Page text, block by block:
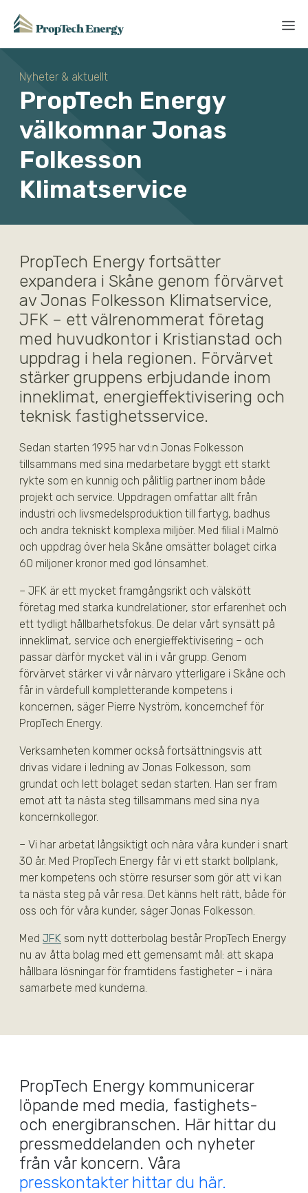
Nyheter & aktuellt
PropTech Energy
välkomnar Jonas
Folkesson
Klimatservice
PropTech Energy fortsätter
expandera i Skåne genom förvärvet
av Jonas Folkesson Klimatservice,
JFK – ett välrenommerat företag
med huvudkontor i Kristianstad och
uppdrag i hela regionen. Förvärvet
stärker gruppens erbjudande inom
inneklimat, energieffektivisering och
teknisk fastighetsservice.
Sedan starten 1995 har vd:n Jonas Folkesson
tillsammans med sina medarbetare byggt ett starkt
rykte som en kunnig och pålitlig partner inom både
projekt och service. Uppdragen omfattar allt från
industri och livsmedelsproduktion till fartyg, badhus
och andra tekniskt komplexa miljöer. Med filial i Malmö
och uppdrag över hela Skåne omsätter bolaget cirka
60 miljoner kronor med god lönsamhet.
– JFK är ett mycket framgångsrikt och välskött
företag med starka kundrelationer, stor erfarenhet och
ett tydligt hållbarhetsfokus. De delar vårt synsätt på
inneklimat, service och energieffektivisering – och
passar därför mycket väl in i vår grupp. Genom
förvärvet stärker vi vår närvaro ytterligare i Skåne och
får in värdefull kompletterande kompetens i
koncernen, säger Pierre Nyström, koncernchef för
PropTech Energy.
Verksamheten kommer också fortsättningsvis att
drivas vidare i ledning av Jonas Folkesson, som
grundat och lett bolaget sedan starten. Han ser fram
emot att ta nästa steg tillsammans med sina nya
koncernkollegor.
– Vi har arbetat långsiktigt och nära våra kunder i snart
30 år. Med PropTech Energy får vi ett starkt bollplank,
mer kompetens och större resurser som gör att vi kan
ta nästa steg på vår resa. Det känns helt rätt, både för
oss och för våra kunder, säger Jonas Folkesson.
Med JFK som nytt dotterbolag består PropTech Energy
nu av åtta bolag med ett gemensamt mål: att skapa
hållbara lösningar för framtidens fastigheter – i nära
samarbete med kunderna.
PropTech Energy kommunicerar
löpande med media, fastighets-
och energibranschen. Här hittar du
pressmeddelanden och nyheter
från vår koncern. Våra
presskontakter hittar du här.